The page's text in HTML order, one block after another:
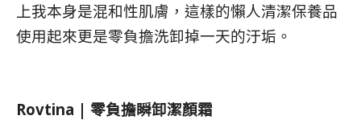
上我本身是混和性肌膚，這樣的懶人清潔保養品
使用起來更是零負擔洗卸掉一天的汙垢。
Rovtina | 零負擔瞬卸潔顏霜